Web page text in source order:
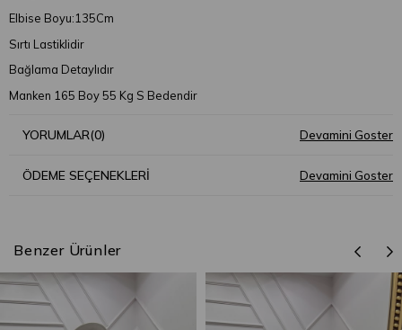
Elbise Boyu:135Cm
Sırtı Lastiklidir
Bağlama Detaylıdır
Manken 165 Boy 55 Kg S Bedendir
YORUMLAR(0)
ÖDEME SEÇENEKLERI
Benzer Ürünler